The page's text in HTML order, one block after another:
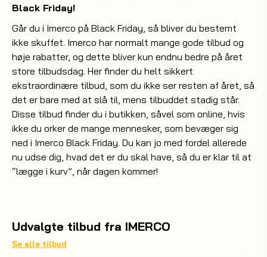
Black Friday!
Går du i Imerco på Black Friday, så bliver du bestemt
ikke skuffet. Imerco har normalt mange gode tilbud og
høje rabatter, og dette bliver kun endnu bedre på året
store tilbudsdag. Her finder du helt sikkert
ekstraordinære tilbud, som du ikke ser resten af året, så
det er bare med at slå til, mens tilbuddet stadig står.
Disse tilbud finder du i butikken, såvel som online, hvis
ikke du orker de mange mennesker, som bevæger sig
ned i Imerco Black Friday. Du kan jo med fordel allerede
nu udse dig, hvad det er du skal have, så du er klar til at
“lægge i kurv”, når dagen kommer!
Udvalgte tilbud fra IMERCO
Se alle tilbud